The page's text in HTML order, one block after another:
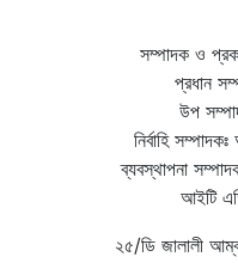
সম্পাদক ও
প্রধান
উপ
নির্বাহি
ব্যবস্থাপনা
আইটি
২৫/ডি জালালী